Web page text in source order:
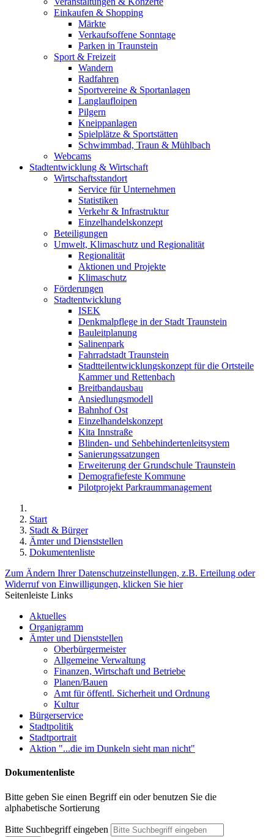
Einkaufen & Shopping
Märkte
Verkaufsoffene Sonntage
Parken in Traunstein
Sport & Freizeit
Wandern
Radfahren
Sportvereine & Sportanlagen
Langlaufloipen
Pilgern
Kneippanlagen
Spielplätze & Sportstätten
Schwimmbad, Traun & Mühlbach
Webcams
Stadtentwicklung & Wirtschaft
Wirtschaftsstandort
Service für Unternehmen
Statistiken
Verkehr & Infrastruktur
Einzelhandelskonzept
Beteiligungen
Umwelt, Klimaschutz und Regionalität
Regionalität
Aktionen und Projekte
Klimaschutz
Förderungen
Stadtentwicklung
ISEK
Denkmalpflege in der Stadt Traunstein
Bauleitplanung
Salinenpark
Fahrradstadt Traunstein
Stadtteilentwicklungskonzept für die Ortsteile
Kammer und Rettenbach
Breitbandausbau
Ansiedlungsmodell
Bahnhof Ost
Einzelhandelskonzept
Kita Innstraße
Blinden- und Sehbehindertenleitsystem
Sanierungssatzungen
Erweiterung der Grundschule Traunstein
Demografiefeste Kommune
Pilotprojekt Parkraummanagement
Start
Stadt & Bürger
Ämter und Dienststellen
Dokumentenliste
Zum Ändern Ihrer Datenschutzeinstellungen, z.B. Erteilung oder
Widerruf von Einwilligungen, klicken Sie hier
Seitenleiste Links
Aktuelles
Organigramm
Ämter und Dienststellen
Oberbürgermeister
Allgemeine Verwaltung
Finanzen, Wirtschaft und Betriebe
Planen/Bauen
Amt für öffentl. Sicherheit und Ordnung
Kultur
Bürgerservice
Stadtpolitik
Stadtportrait
Aktion "...die im Dunkeln sieht man nicht"
Dokumentenliste
Bitte geben Sie einen Begriff ein oder benutzen Sie die
alphabetische Sortierung
Bitte Suchbegriff eingeben